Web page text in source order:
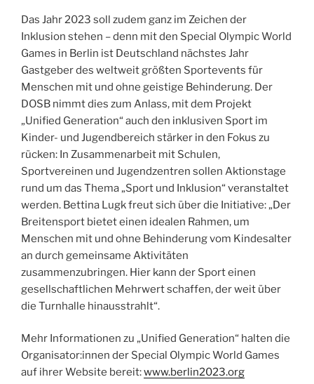
Das Jahr 2023 soll zudem ganz im Zeichen der
Inklusion stehen – denn mit den Special Olympic World
Games in Berlin ist Deutschland nächstes Jahr
Gastgeber des weltweit größten Sportevents für
Menschen mit und ohne geistige Behinderung. Der
DOSB nimmt dies zum Anlass, mit dem Projekt
„Unified Generation“ auch den inklusiven Sport im
Kinder- und Jugendbereich stärker in den Fokus zu
rücken: In Zusammenarbeit mit Schulen,
Sportvereinen und Jugendzentren sollen Aktionstage
rund um das Thema „Sport und Inklusion“ veranstaltet
werden. Bettina Lugk freut sich über die Initiative: „Der
Breitensport bietet einen idealen Rahmen, um
Menschen mit und ohne Behinderung vom Kindesalter
an durch gemeinsame Aktivitäten
zusammenzubringen. Hier kann der Sport einen
gesellschaftlichen Mehrwert schaffen, der weit über
die Turnhalle hinausstrahlt“.
Mehr Informationen zu „Unified Generation“ halten die
Organisator:innen der Special Olympic World Games
auf ihrer Website bereit:www.berlin2023.org